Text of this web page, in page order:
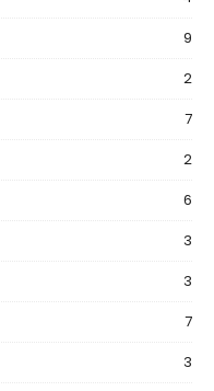
9
2
7
2
6
3
3
7
3